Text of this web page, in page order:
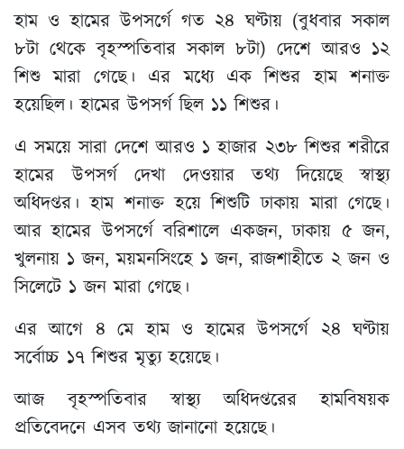
হাম ও হামের উপসর্গে গত ২৪ ঘণ্টায় (বুধবার সকাল
৮টা থেকে বৃহস্পতিবার সকাল ৮টা) দেশে আরও ১২
শিশু মারা গেছে। এর মধ্যে এক শিশুর হাম শনাক্ত
হয়েছিল। হামের উপসর্গ ছিল ১১ শিশুর।
এ সময়ে সারা দেশে আরও ১ হাজার ২৩৮ শিশুর শরীরে
হামের উপসর্গ দেখা দেওয়ার তথ্য দিয়েছে স্বাস্থ্য
অধিদপ্তর। হাম শনাক্ত হয়ে শিশুটি ঢাকায় মারা গেছে।
আর হামের উপসর্গে বরিশালে একজন, ঢাকায় ৫ জন,
খুলনায় ১ জন, ময়মনসিংহে ১ জন, রাজশাহীতে ২ জন ও
সিলেটে ১ জন মারা গেছে।
এর আগে ৪ মে হাম ও হামের উপসর্গে ২৪ ঘণ্টায়
সর্বোচ্চ ১৭ শিশুর মৃত্যু হয়েছে।
আজ বৃহস্পতিবার স্বাস্থ্য অধিদপ্তরের হামবিষয়ক
প্রতিবেদনে এসব তথ্য জানানো হয়েছে।